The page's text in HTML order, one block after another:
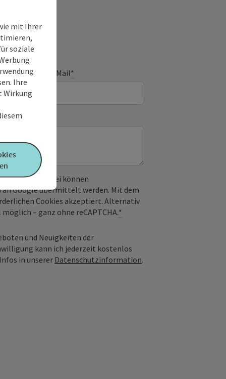
E-Mail*
verwendet. Dabei können
an Google übermittelt werden. Mit dem
Cookies akzeptiert. Alternativ
– ganz ohne reCAPTCHA.*
und Neuigkeiten der
kann ich jederzeit kostenlos
in unsererDatenschutzinformation.
mit Ihrer
soziale
Ihre
Wirkung